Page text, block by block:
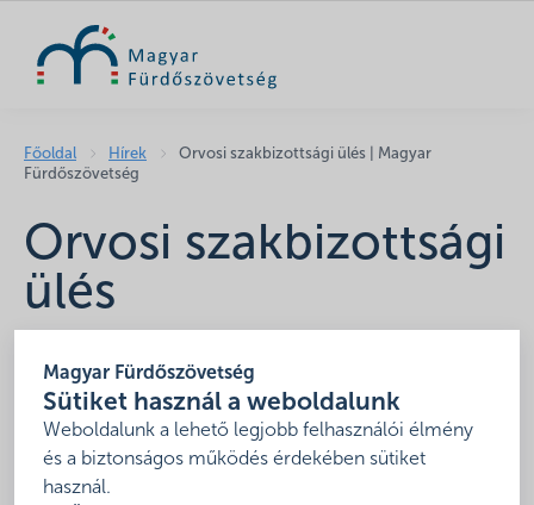
Magyar Fürdőszövetség
Sütiket használ a weboldalunk
Weboldalunk a lehető legjobb felhasználói élmény
és a biztonságos működés érdekében sütiket
használ.
Főoldal Hírek
Orvosi szakbizottsági ülés | Magyar
Fürdőszövetség
Orvosi szakbizottsági
ülés
Időpont: 2019. május 13-án 14 órától
Helyszín: Hévíz